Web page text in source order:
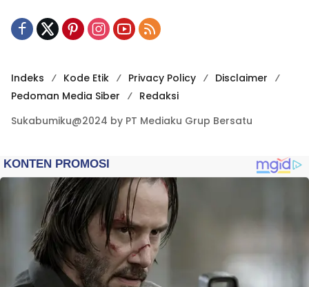
Indeks Kode Etik Privacy Policy
Disclaimer
Pedoman Media Siber
Redaksi
Sukabumiku@2024 by PT Mediaku Grup Bersatu